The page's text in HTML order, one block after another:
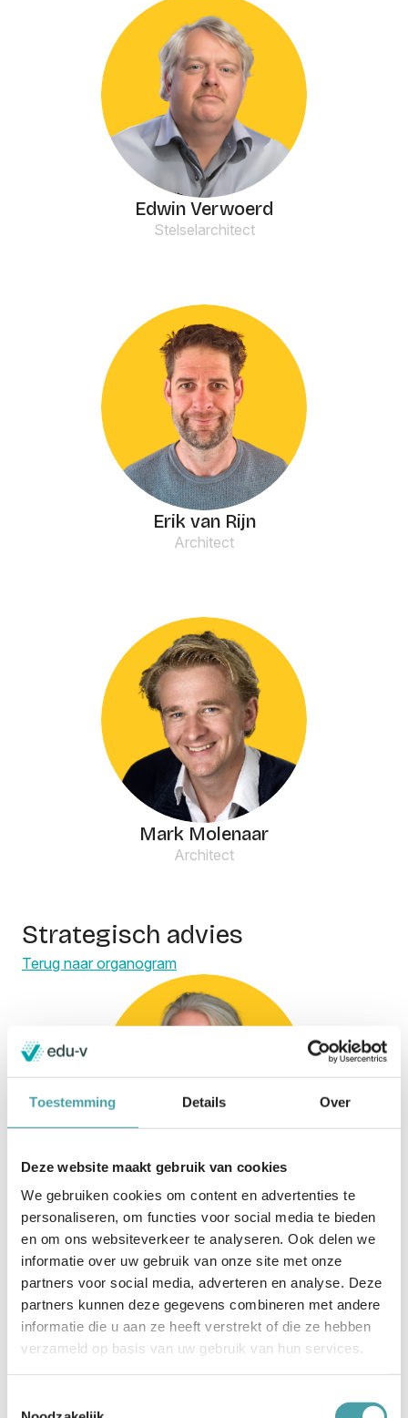
Toestemming Details Over
Deze website maakt gebruik van cookies
We gebruiken cookies om content en advertenties te
personaliseren, om functies voor social media te bieden
en om ons websiteverkeer te analyseren. Ook delen we
informatie over uw gebruik van onze site met onze
partners voor social media, adverteren en analyse. Deze
partners kunnen deze gegevens combineren met andere
informatie die u aan ze heeft verstrekt of die ze hebben
verzameld op basis van uw gebruik van hun services.
Edwin Verwoerd
Stelselarchitect
Erik van Rijn
Architect
Mark Molenaar
Architect
Strategisch advies
Terug naar organogram
Trudy de Jong
Strategisch adviseur